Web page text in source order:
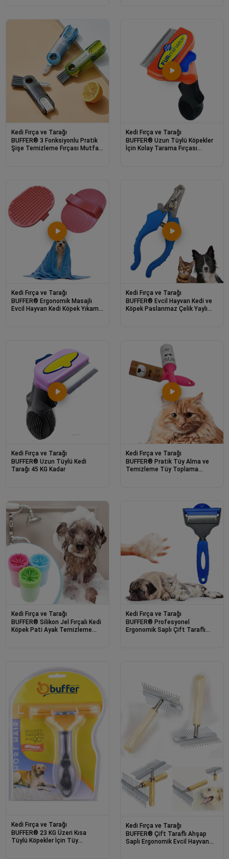
Kedi Fırça ve Tarağı
BUFFER® 3 Fonksiyonlu Pratik
Şişe Temizleme Fırçası Mutfak
Kedi Fırça ve Tarağı
BUFFER® Uzun Tüylü Köpekler
İçin Kolay Tarama Fırçası
Kedi Fırça ve Tarağı
BUFFER® Ergonomik Masajlı
Evcil Hayvan Kedi Köpek Yıkama
Kedi Fırça ve Tarağı
BUFFER® Evcil Hayvan Kedi ve
Köpek Paslanmaz Çelik Yaylı
Kedi Fırça ve Tarağı
BUFFER® Uzun Tüylü Kedi
Tarağı 45 KG Kadar
Kedi Fırça ve Tarağı
BUFFER® Pratik Tüy Alma ve
Temizleme Tüy Toplama
Kedi Fırça ve Tarağı
BUFFER® Silikon Jel Fırçalı Kedi
Köpek Pati Ayak Temizleme
Kedi Fırça ve Tarağı
BUFFER® Profesyonel
Ergonomik Saplı Çift Taraflı
Kedi Fırça ve Tarağı
BUFFER® 23 KG Üzeri Kısa
Tüylü Köpekler İçin Tüy
Kedi Fırça ve Tarağı
BUFFER® Çift Taraflı Ahşap
Saplı Ergonomik Evcil Hayvan